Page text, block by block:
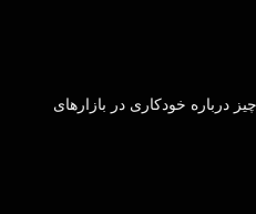
درباره خودکاری در بازارهای